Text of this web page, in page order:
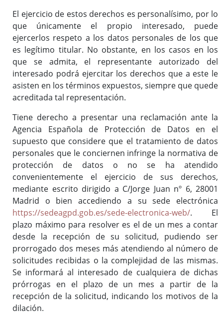
El ejercicio de estos derechos es personalísimo, por lo
que únicamente el propio interesado, puede
ejercerlos respeto a los datos personales de los que
es legítimo titular. No obstante, en los casos en los
que se admita, el representante autorizado del
interesado podrá ejercitar los derechos que a este le
asisten en los términos expuestos, siempre que quede
acreditada tal representación.
Tiene derecho a presentar una reclamación ante la
Agencia Española de Protección de Datos en el
supuesto que considere que el tratamiento de datos
personales que le conciernen infringe la normativa de
protección de datos o no se ha atendido
convenientemente el ejercicio de sus derechos,
mediante escrito dirigido a C/Jorge Juan nº 6, 28001
Madrid o bien accediendo a su sede electrónica
https://sedeagpd.gob.es/sede-electronica-web/. El
plazo máximo para resolver es el de un mes a contar
desde la recepción de su solicitud, pudiendo ser
prorrogado dos meses más atendiendo al número de
solicitudes recibidas o la complejidad de las mismas.
Se informará al interesado de cualquiera de dichas
prórrogas en el plazo de un mes a partir de la
recepción de la solicitud, indicando los motivos de la
dilación.